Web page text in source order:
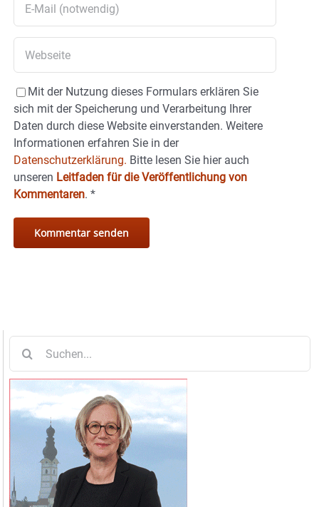
Mit der Nutzung dieses Formulars erklären Sie
sich mit der Speicherung und Verarbeitung Ihrer
Daten durch diese Website einverstanden. Weitere
Informationen erfahren Sie in der
Datenschutzerklärung. Bitte lesen Sie hier auch
unseren Leitfaden für die Veröffentlichung von
Kommentaren. *
nach: